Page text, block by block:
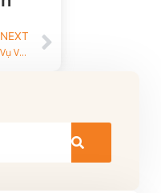
NEXT
Dịch Vụ Vệ Sinh Toà Nhà Sau Xây Dựng – Sạch Bóng Bàn Giao Nhanh Chóng